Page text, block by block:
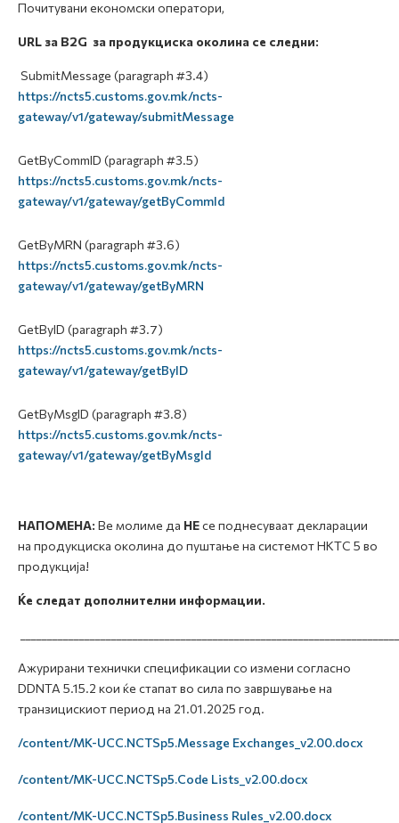
Почитувани економски оператори,
URL за B2G за продукциска околина се следни:
SubmitMessage (paragraph #3.4)
https://ncts5.customs.gov.mk/ncts-
gateway/v1/gateway/submitMessage
GetByCommID (paragraph #3.5)
https://ncts5.customs.gov.mk/ncts-
gateway/v1/gateway/getByCommId
GetByMRN (paragraph #3.6)
https://ncts5.customs.gov.mk/ncts-
gateway/v1/gateway/getByMRN
GetByID (paragraph #3.7)
https://ncts5.customs.gov.mk/ncts-
gateway/v1/gateway/getByID
GetByMsgID (paragraph #3.8)
https://ncts5.customs.gov.mk/ncts-
gateway/v1/gateway/getByMsgId
НАПОМЕНА: Ве молиме да НЕсе поднесуваат декларации
на продукциска околина до пуштање на системот НКТС 5 во
продукција!
Ќе следат дополнителни информации.
Ажурирани технички спецификации со измени согласно
DDNTA 5.15.2 кои ќе стапат во сила по завршување на
транзицискиот период на 21.01.2025 год.
/content/MK-UCC.NCTSp5.Message Exchanges_v2.00.docx
/content/MK-UCC.NCTSp5.Code Lists_v2.00.docx
/content/MK-UCC.NCTSp5.Business Rules_v2.00.docx